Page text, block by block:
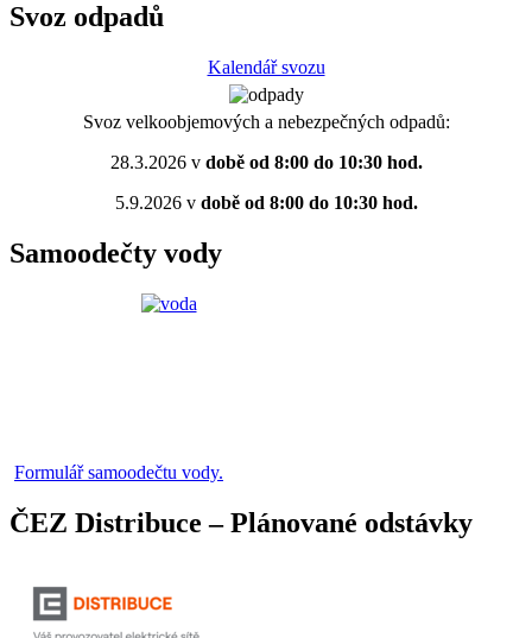
Svoz odpadů
Kalendář svozu
Svoz velkoobjemových a nebezpečných odpadů:
28.3.2026 vdobě od 8:00 do 10:30 hod.
5.9.2026 vdobě od 8:00 do 10:30 hod.
Samoodečty vody
Formulář samoodečtu vody.
ČEZ Distribuce – Plánované odstávky